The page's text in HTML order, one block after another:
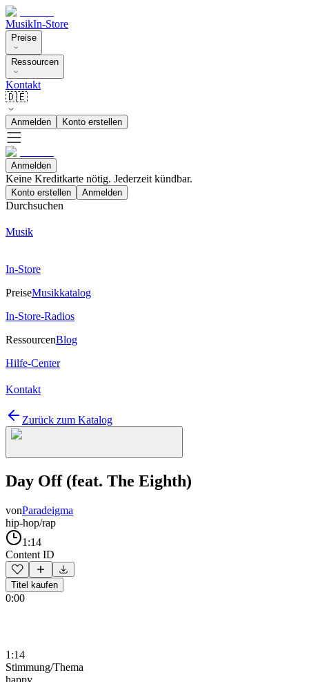
MusikIn-Store
Preise
Ressourcen
Kontakt
🇩🇪
Anmelden Konto erstellen
Anmelden
Keine Kreditkarte nötig. Jederzeit kündbar.
Konto erstellen Anmelden
Durchsuchen
Musik
In-Store
PreiseMusikkatalog
In-Store-Radios
RessourcenBlog
Hilfe-Center
Kontakt
Zurück zum Katalog
Day Off (feat. The Eighth)
vonParadeigma
hip-hop/rap
1:14
Content ID
Titel kaufen
0:00
1:14
Stimmung/Thema
happy